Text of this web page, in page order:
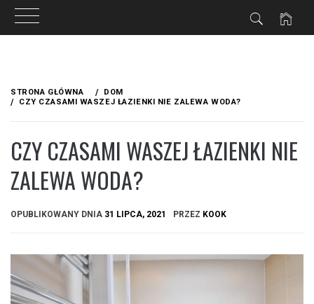
treści
STRONA GŁÓWNA
DOM
CZY CZASAMI WASZEJ ŁAZIENKI NIE ZALEWA WODA?
CZY CZASAMI WASZEJ ŁAZIENKI NIE
ZALEWA WODA?
OPUBLIKOWANY DNIA 31 LIPCA, 2021 PRZEZ KOOK